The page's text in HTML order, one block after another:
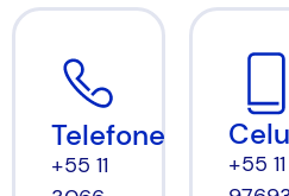
Telefone
+55 11
+55 11